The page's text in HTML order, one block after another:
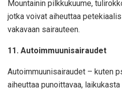
Mountainin pilkkukuume,
jotka voivat aiheuttaa
vakavaan sairauteen.
11. Autoimmuunisairaudet
Autoimmuunisairaudet – kuten
aiheuttaa punoittavaa,